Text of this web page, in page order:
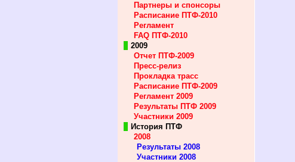
Партнеры и спонсоры
Расписание ПТФ-2010
Регламент
FAQ ПТФ-2010
2009
Отчет ПТФ-2009
Пресс-релиз
Прокладка трасс
Расписание ПТФ-2009
Регламент 2009
Результаты ПТФ 2009
Участники 2009
История ПТФ
2008
Результаты 2008
Участники 2008